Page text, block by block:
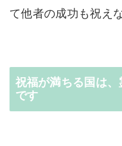
て他者の成功も祝え
祝福が満ちる国は
です